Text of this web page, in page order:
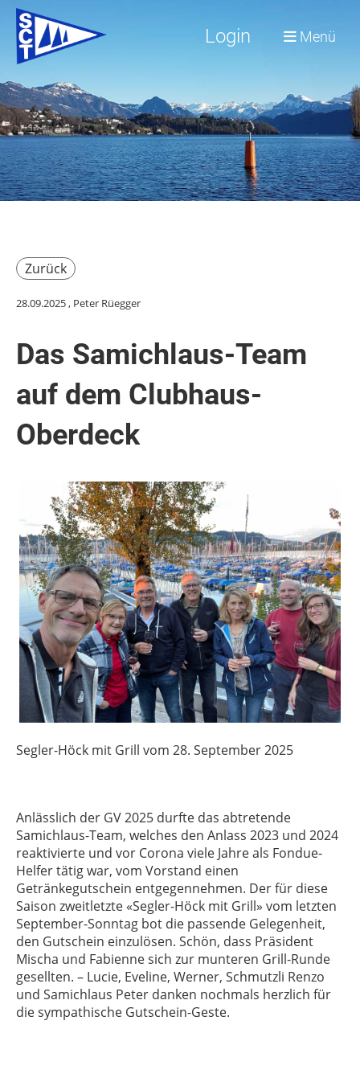
Login Menü
Zurück
28.09.2025, Peter Rüegger
Das Samichlaus-Team
auf dem Clubhaus-
Oberdeck
Segler-Höck mit Grill vom 28. September 2025
Anlässlich der GV 2025 durfte das abtretende
Samichlaus-Team, welches den Anlass 2023 und 2024
reaktivierte und vor Corona viele Jahre als Fondue-
Helfer tätig war, vom Vorstand einen
Getränkegutschein entgegennehmen. Der für diese
Saison zweitletzte «Segler-Höck mit Grill» vom letzten
September-Sonntag bot die passende Gelegenheit,
den Gutschein einzulösen. Schön, dass Präsident
Mischa und Fabienne sich zur munteren Grill-Runde
gesellten. – Lucie, Eveline, Werner, Schmutzli Renzo
und Samichlaus Peter danken nochmals herzlich für
die sympathische Gutschein-Geste.